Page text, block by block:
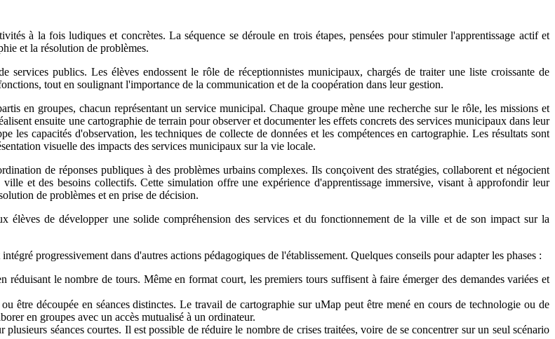
à la fois ludiques et concrètes. La séquence se déroule en trois étapes, pensées pour stimuler l'apprentissage actif et
et la résolution de problèmes.
publics. Les élèves endossent le rôle de réceptionnistes municipaux, chargés de traiter une liste croissante de
tout en soulignant l'importance de la communication et de la coopération dans leur gestion.
en groupes, chacun représentant un service municipal. Chaque groupe mène une recherche sur le rôle, les missions et
ensuite une cartographie de terrain pour observer et documenter les effets concrets des services municipaux dans leur
les capacités d'observation, les techniques de collecte de données et les compétences en cartographie. Les résultats sont
visuelle des impacts des services municipaux sur la vie locale.
de réponses publiques à des problèmes urbains complexes. Ils conçoivent des stratégies, collaborent et négocient
et des besoins collectifs. Cette simulation offre une expérience d'apprentissage immersive, visant à approfondir leur
de problèmes et en prise de décision.
élèves de développer une solide compréhension des services et du fonctionnement de la ville et de son impact sur la
progressivement dans d'autres actions pédagogiques de l'établissement. Quelques conseils pour adapter les phases :
réduisant le nombre de tours. Même en format court, les premiers tours suffisent à faire émerger des demandes variées et
être découpée en séances distinctes. Le travail de cartographie sur uMap peut être mené en cours de technologie ou de
en groupes avec un accès mutualisé à un ordinateur.
séances courtes. Il est possible de réduire le nombre de crises traitées, voire de se concentrer sur un seul scénario